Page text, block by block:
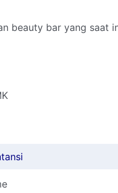
beauty bar yang saat